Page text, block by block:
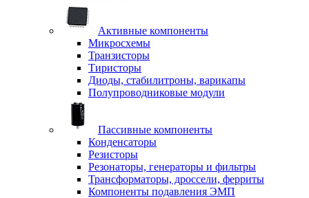
Активные компоненты
Микросхемы
Транзисторы
Тиристоры
Диоды, стабилитроны, варикапы
Полупроводниковые модули
Пассивные компоненты
Конденсаторы
Резисторы
Резонаторы, генераторы и фильтры
Трансформаторы, дроссели, ферриты
Компоненты подавления ЭМП